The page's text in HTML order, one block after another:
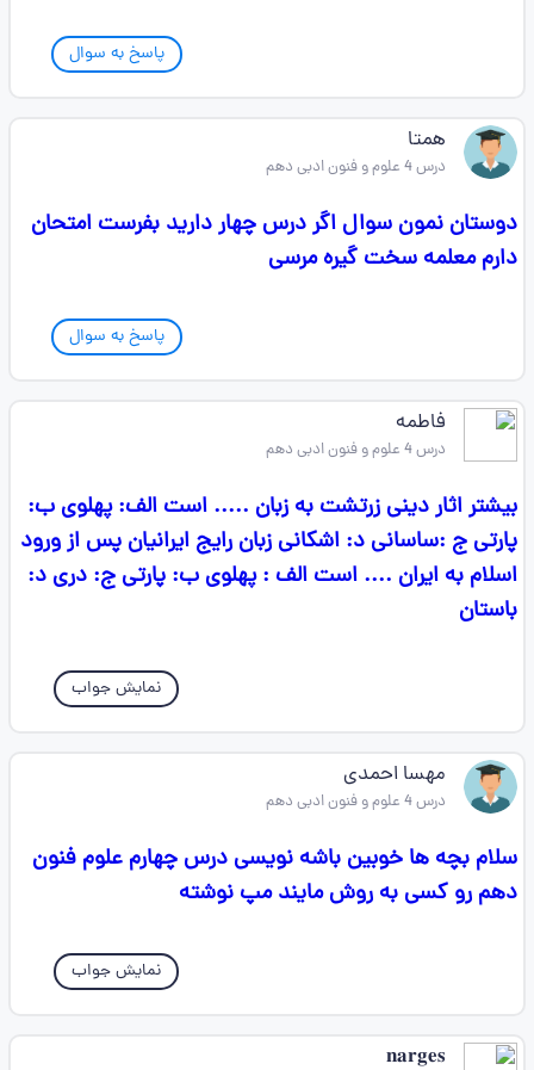
پاسخ به سوال
همتا
درس 4 علوم و فنون ادبی دهم
دوستان نمون سوال اگر درس چهار دارید بفرست امتحان
دارم معلمه سخت گیره مرسی
پاسخ به سوال
فاطمه
درس 4 علوم و فنون ادبی دهم
بیشتر اثار دینی زرتشت به زبان ..... است الف: پهلوی ب:
پارتی ج :ساسانی د: اشکانی زبان رایج ایرانیان پس از ورود
اسلام به ایران .... است الف : پهلوی ب: پارتی ج: دری د:
باستان
نمایش جواب
مهسا احمدی
درس 4 علوم و فنون ادبی دهم
سلام بچه ها خوبین باشه نویسی درس چهارم علوم فنون
دهم رو کسی به روش مایند مپ نوشته
نمایش جواب
𝐧𝐚𝐫𝐠𝐞𝐬